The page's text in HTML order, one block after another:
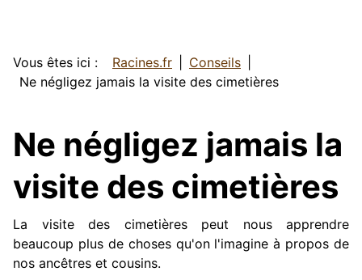
Vous êtes ici : Racines.fr
Conseils
Ne négligez jamais la visite des cimetières
Ne négligez jamais la
visite des cimetières
La visite des cimetières peut nous apprendre
beaucoup plus de choses qu'on l'imagine à propos de
nos ancêtres et cousins.